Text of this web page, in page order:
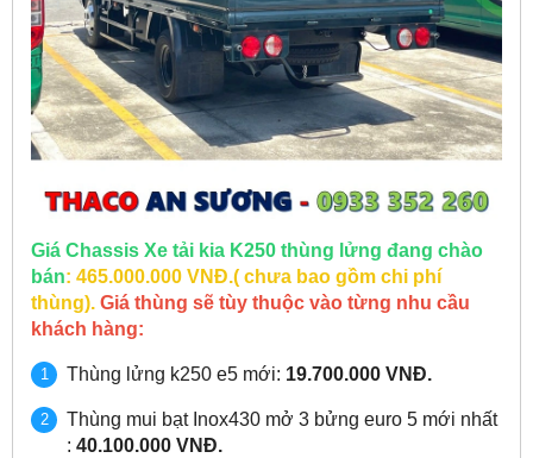
Giá Chassis Xe tải kia K250 thùng lửng đang chào
bán: 465.000.000 VNĐ.( chưa bao gồm chi phí
thùng). Giá thùng sẽ tùy thuộc vào từng nhu cầu
khách hàng:
Thùng lửng k250 e5 mới: 19.700.000 VNĐ.
Thùng mui bạt Inox430 mở 3 bửng euro 5 mới nhất
: 40.100.000 VNĐ.